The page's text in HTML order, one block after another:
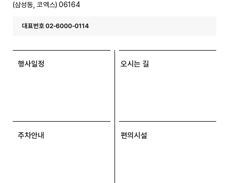
(삼성동, 코엑스) 06164
대표번호 02-6000-0114
행사일정 오시는 길
주차안내 편의시설